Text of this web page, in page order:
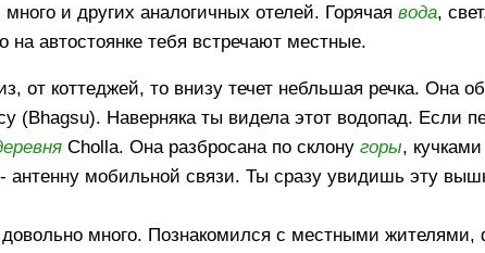
и других аналогичных отелей. Горячаявода,
на автостоянке тебя встречают местные.
от коттеджей, то внизу течет небльшая речка. Она
(Bhagsu). Наверняка ты видела этот водопад. Если
Cholla. Она разбросана по склонугоры,
мобильной связи. Ты сразу увидишь эту
довольно много. Познакомился с местными жителями,